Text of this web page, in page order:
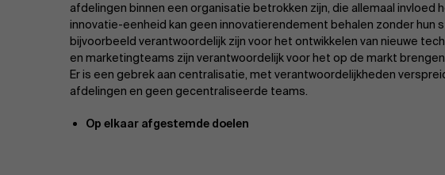
afdelingen binnen een organisatie betrokken zijn, die allemaal invloed
innovatie-eenheid kan geen innovatierendement behalen zonder hun
bijvoorbeeld verantwoordelijk zijn voor het ontwikkelen van nieuwe
en marketingteams zijn verantwoordelijk voor het op de markt
Er is een gebrek aan centralisatie, met verantwoordelijkheden
afdelingen en geen gecentraliseerde teams.
Op elkaar afgestemde doelen